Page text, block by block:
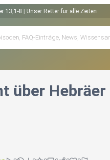
13,1-8 | Unser Retter für alle Zeiten
über